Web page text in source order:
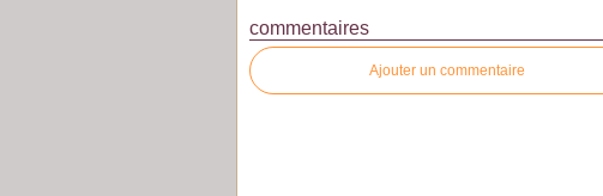
commentaires
Ajouter un commentaire